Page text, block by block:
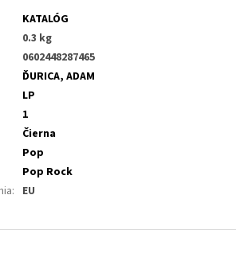
KATALÓG
0.3 kg
0602448287465
ĎURICA, ADAM
LP
1
Čierna
Pop
Pop Rock
: EU